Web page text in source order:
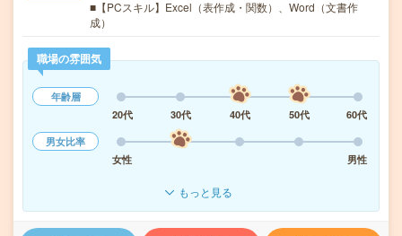
■【PCスキル】Excel（表作成・関数）、Word（文書作
成）
職場の雰囲気
年齢層
20代
30代 40代 50代
60代
男女比率
女性
男性
もっと見る